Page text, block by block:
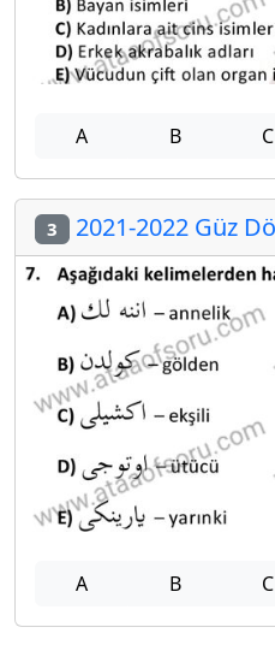
A B C
3 2021-2022 Güz
A B C